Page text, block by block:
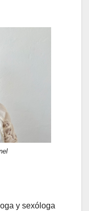
y sexóloga